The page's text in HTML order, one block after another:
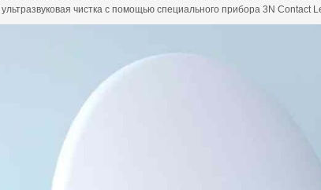
чистка с помощью специального прибора 3N Contact